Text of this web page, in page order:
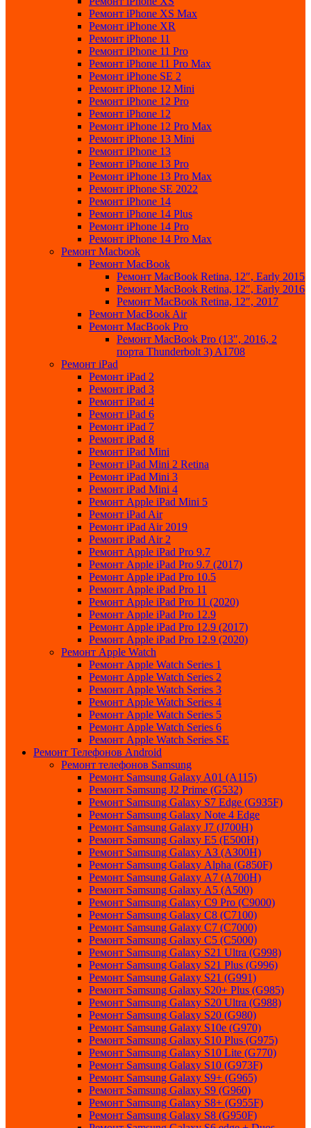
Ремонт iPhone XS Max
Ремонт iPhone XR
Ремонт iPhone 11
Ремонт iPhone 11 Pro
Ремонт iPhone 11 Pro Max
Ремонт iPhone SE 2
Ремонт iPhone 12 Mini
Ремонт iPhone 12 Pro
Ремонт iPhone 12
Ремонт iPhone 12 Pro Max
Ремонт iPhone 13 Mini
Ремонт iPhone 13
Ремонт iPhone 13 Pro
Ремонт iPhone 13 Pro Max
Ремонт iPhone SE 2022
Ремонт iPhone 14
Ремонт iPhone 14 Plus
Ремонт iPhone 14 Pro
Ремонт iPhone 14 Pro Max
Ремонт Macbook
Ремонт MacBook
Ремонт MacBook Retina, 12″, Early 2015
Ремонт MacBook Retina, 12″, Early 2016
Ремонт MacBook Retina, 12″, 2017
Ремонт MacBook Air
Ремонт MacBook Pro
Ремонт MacBook Pro (13″, 2016, 2
порта Thunderbolt 3) A1708
Ремонт iPad
Ремонт iPad 2
Ремонт iPad 3
Ремонт iPad 4
Ремонт iPad 6
Ремонт iPad 7
Ремонт iPad 8
Ремонт iPad Mini
Ремонт iPad Mini 2 Retina
Ремонт iPad Mini 3
Ремонт iPad Mini 4
Ремонт Apple iPad Mini 5
Ремонт iPad Air
Ремонт iPad Air 2019
Ремонт iPad Air 2
Ремонт Apple iPad Pro 9.7
Ремонт Apple iPad Pro 9.7 (2017)
Ремонт Apple iPad Pro 10.5
Ремонт Apple iPad Pro 11
Ремонт Apple iPad Pro 11 (2020)
Ремонт Apple iPad Pro 12.9
Ремонт Apple iPad Pro 12.9 (2017)
Ремонт Apple iPad Pro 12.9 (2020)
Ремонт Apple Watch
Ремонт Apple Watch Series 1
Ремонт Apple Watch Series 2
Ремонт Apple Watch Series 3
Ремонт Apple Watch Series 4
Ремонт Apple Watch Series 5
Ремонт Apple Watch Series 6
Ремонт Apple Watch Series SE
Ремонт Телефонов Android
Ремонт телефонов Samsung
Ремонт Samsung Galaxy A01 (A115)
Ремонт Samsung J2 Prime (G532)
Ремонт Samsung Galaxу S7 Edge (G9З5F)
Ремонт Samsung Galaxу Note 4 Edge
Ремонт Samsung Galaxу J7 (J700H)
Ремонт Samsung Galaxу E5 (E500H)
Ремонт Samsung Galaxу AЗ (AЗ00H)
Ремонт Samsung Galaxу Alpha (G850F)
Ремонт Samsung Galaxу A7 (A700H)
Ремонт Samsung Galaxу A5 (A500)
Ремонт Samsung Galaxy С9 Pro (C9000)
Ремонт Samsung Galaxy С8 (C7100)
Ремонт Samsung Galaxy С7 (C7000)
Ремонт Samsung Galaxy С5 (C5000)
Ремонт Samsung Galaxy S21 Ultra (G998)
Ремонт Samsung Galaxy S21 Plus (G996)
Ремонт Samsung Galaxy S21 (G991)
Ремонт Samsung Galaxy S20+ Plus (G985)
Ремонт Samsung Galaxy S20 Ultra (G988)
Ремонт Samsung Galaxy S20 (G980)
Ремонт Samsung Galaxy S10e (G970)
Ремонт Samsung Galaxy S10 Plus (G975)
Ремонт Samsung Galaxy S10 Lite (G770)
Ремонт Samsung Galaxy S10 (G973F)
Ремонт Samsung Galaxy S9+ (G965)
Ремонт Samsung Galaxy S9 (G960)
Ремонт Samsung Galaxy S8+ (G955F)
Ремонт Samsung Galaxy S8 (G950F)